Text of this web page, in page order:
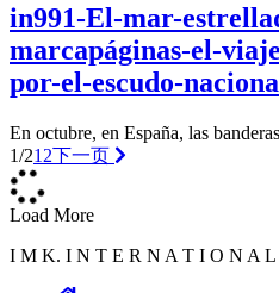
in991-El-mar-
marcapáginas-el-
por-el-escudo-
En octubre, en España, las
1/21 2下一页
Load More
I M K. I N T E R N A T I O N A L